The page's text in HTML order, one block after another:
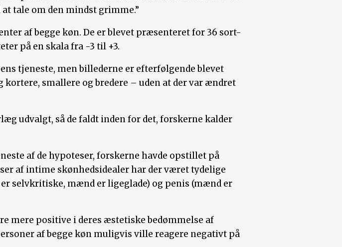
tale om den mindst grimme.”
af begge køn. De er blevet præsenteret for 36 sort-
på en skala fra -3 til +3.
tjeneste, men billederne er efterfølgende blevet
smallere og bredere – uden at der var ændret
udvalgt, så de faldt inden for det, forskerne kalder
af de hypoteser, forskerne havde opstillet på
af intime skønhedsidealer har der været tydelige
selvkritiske, mænd er ligeglade) og penis (mænd er
mere positive i deres æstetiske bedømmelse af
af begge køn muligvis ville reagere negativt på